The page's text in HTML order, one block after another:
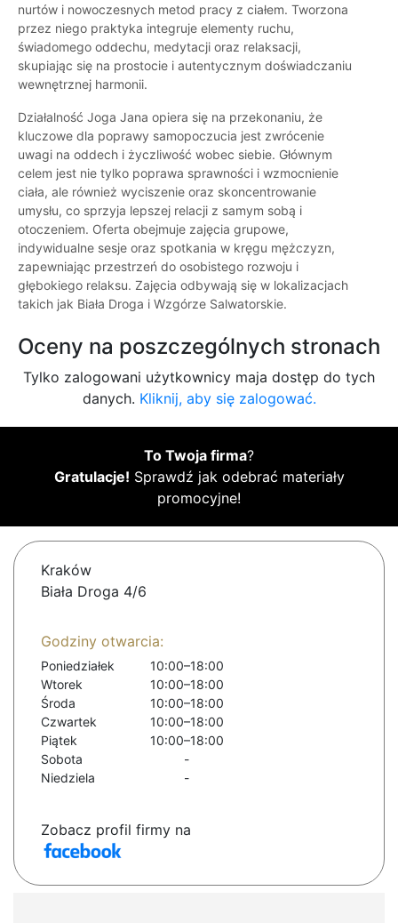
nurtów i nowoczesnych metod pracy z ciałem. Tworzona
przez niego praktyka integruje elementy ruchu,
świadomego oddechu, medytacji oraz relaksacji,
skupiając się na prostocie i autentycznym doświadczaniu
wewnętrznej harmonii.
Działalność Joga Jana opiera się na przekonaniu, że
kluczowe dla poprawy samopoczucia jest zwrócenie
uwagi na oddech i życzliwość wobec siebie. Głównym
celem jest nie tylko poprawa sprawności i wzmocnienie
ciała, ale również wyciszenie oraz skoncentrowanie
umysłu, co sprzyja lepszej relacji z samym sobą i
otoczeniem. Oferta obejmuje zajęcia grupowe,
indywidualne sesje oraz spotkania w kręgu mężczyzn,
zapewniając przestrzeń do osobistego rozwoju i
głębokiego relaksu. Zajęcia odbywają się w lokalizacjach
takich jak Biała Droga i Wzgórze Salwatorskie.
Oceny na poszczególnych stronach
Tylko zalogowani użytkownicy maja dostęp do tych
danych. Kliknij, aby się zalogować.
To Twoja firma?
Gratulacje! Sprawdź jak odebrać materiały
promocyjne!
Kraków
Biała Droga 4/6
Godziny otwarcia:
Poniedziałek
10:00–18:00
Wtorek
10:00–18:00
Środa
10:00–18:00
Czwartek
10:00–18:00
Piątek
10:00–18:00
Sobota
-
Niedziela
-
Zobacz profil firmy na